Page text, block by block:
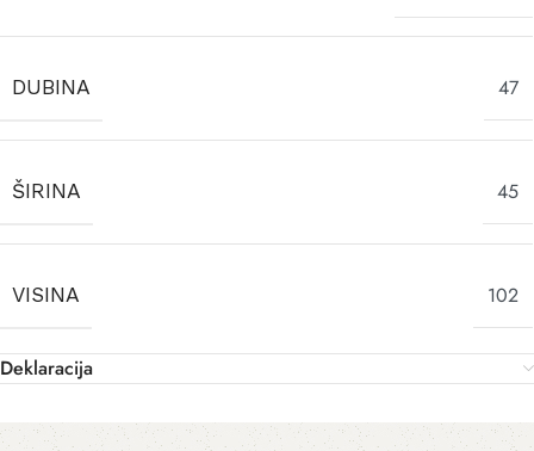
DUBINA 47
ŠIRINA 45
VISINA 102
Deklaracija